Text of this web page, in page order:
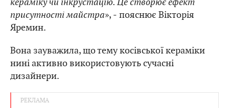
присутності майстра», ‒ пояснює Вікторія
Яремин.
Вона зауважила, що тему косівської кераміки
нині активно використовують сучасні
дизайнери.